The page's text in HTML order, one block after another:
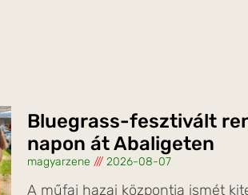
Bluegrass-fesztivált
napon át Abaligeten
magyarzene 2026-08-07
A műfaj hazai központja ismét